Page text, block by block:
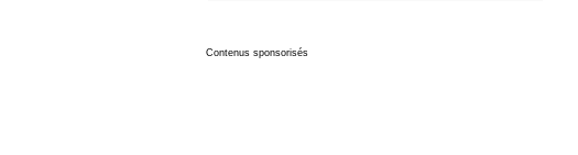
Contenus sponsorisés